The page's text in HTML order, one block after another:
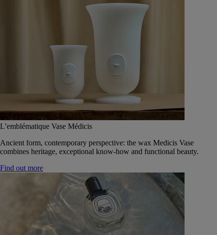
L’emblématique Vase Médicis
Ancient form, contemporary perspective: the wax Medicis Vase
combines heritage, exceptional know-how and functional beauty.
Find out more